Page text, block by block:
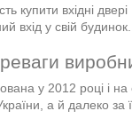
купити вхідні
вхід у свій будинок.
у 2012 році і
а й далеко за